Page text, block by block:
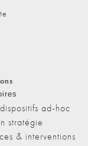
ad-hoc
stratégie
& interventions